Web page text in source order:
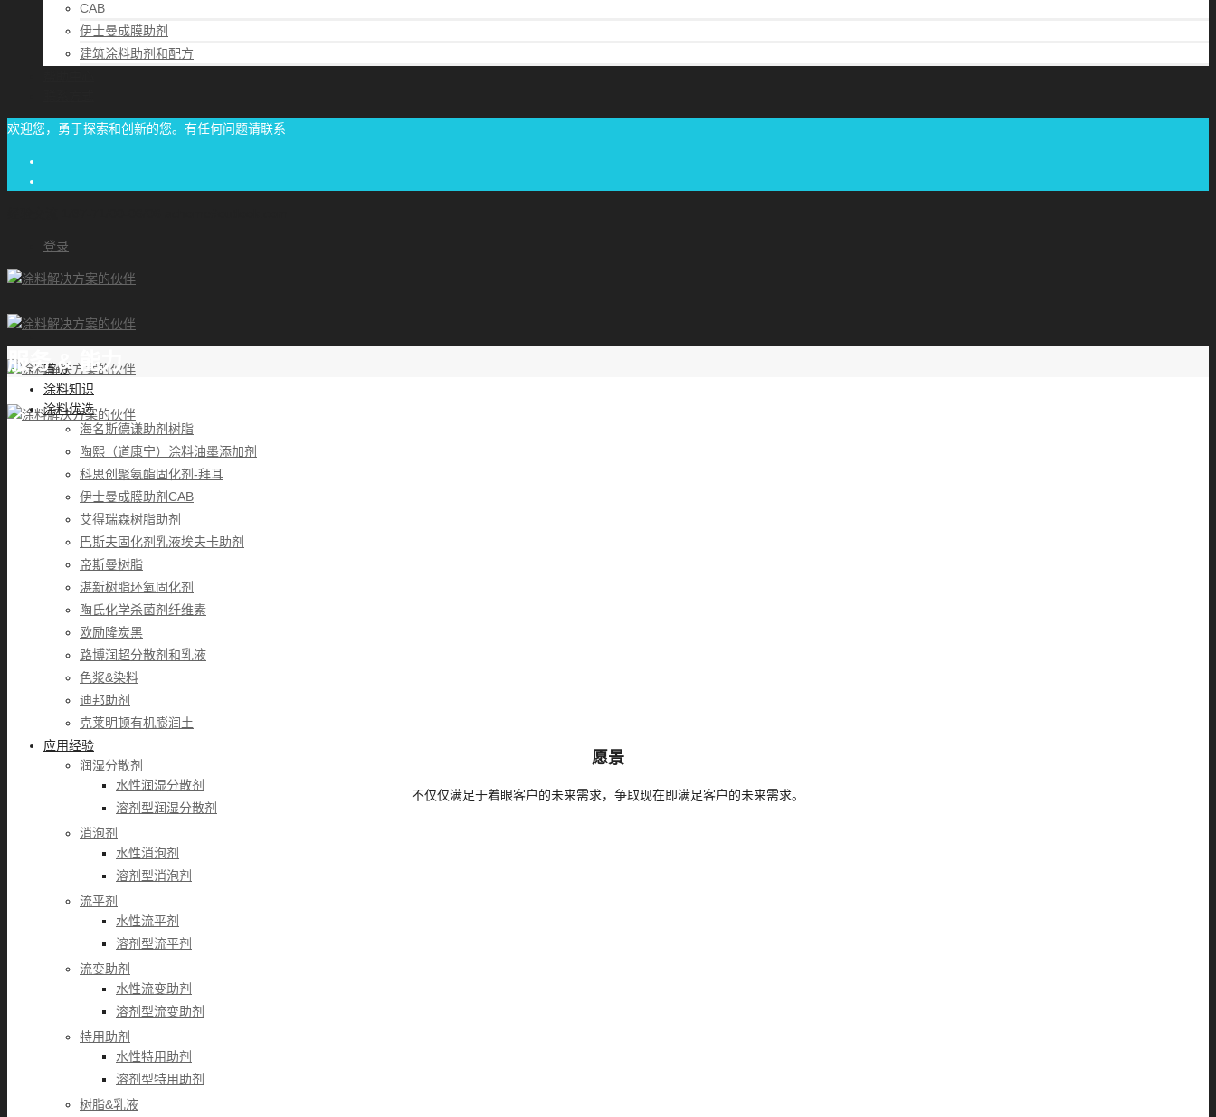
CAB
伊士曼成膜助剂
建筑涂料助剂和配方
欢迎您，勇于探索和创新的您。有任何问题请联系
登录
首页
涂料知识
涂料优选
海名斯德谦助剂树脂
陶熙（道康宁）涂料油墨添加剂
科思创聚氨酯固化剂-拜耳
伊士曼成膜助剂CAB
艾得瑞森树脂助剂
巴斯夫固化剂乳液埃夫卡助剂
帝斯曼树脂
湛新树脂环氧固化剂
陶氏化学杀菌剂纤维素
欧励隆炭黑
路博润超分散剂和乳液
色浆&染料
迪邦助剂
克莱明顿有机膨润土
应用经验
润湿分散剂
水性润湿分散剂
溶剂型润湿分散剂
消泡剂
水性消泡剂
溶剂型消泡剂
流平剂
水性流平剂
溶剂型流平剂
流变助剂
水性流变助剂
溶剂型流变助剂
特用助剂
水性特用助剂
溶剂型特用助剂
树脂&乳液
服务 & 能力
愿景
不仅仅满足于着眼客户的未来需求，争取现在即满足客户的未来需求。